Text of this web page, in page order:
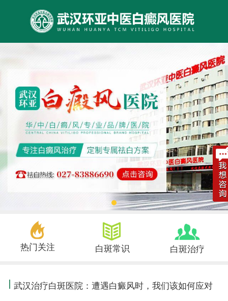
热门关注 白斑常识 白斑治疗
武汉治疗白斑医院：遭遇白癜风时，我们该如何应对